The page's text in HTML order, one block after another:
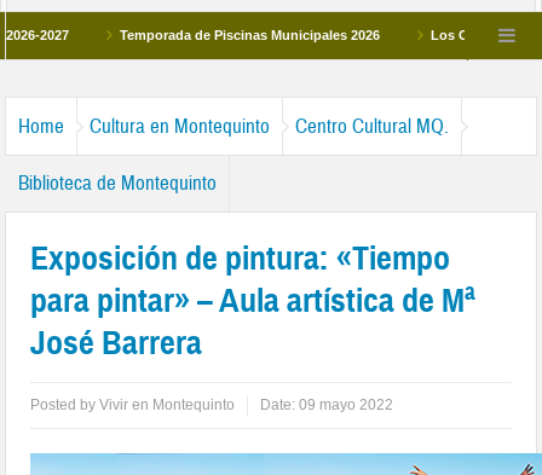
Temporada de Piscinas Municipales 2026 Los Campus de
Home Cultura en Montequinto Centro Cultural MQ.
Biblioteca de Montequinto
Exposición de pintura: «Tiempo
para pintar» – Aula artística de Mª
José Barrera
Posted byVivir en Montequinto Date:09 mayo 2022